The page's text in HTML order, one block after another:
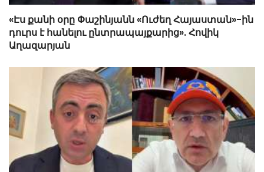
«Էս քանի օրը Փաշինյանն «Ուժեղ Հայաստան»-ին
դուրս է հանելու ընտրապայքարից». Հովիկ
Աղազարյան